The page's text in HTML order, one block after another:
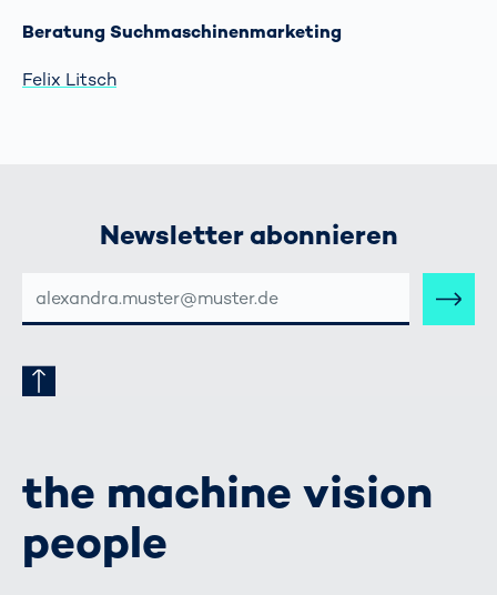
Beratung Suchmaschinenmarketing
Felix Litsch
Newsletter abonnieren
MAIL-
ADRESSE
the machine vision
people